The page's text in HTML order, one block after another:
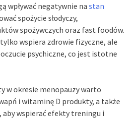
wpływać negatywnie na stan
spożycie słodyczy,
spożywczych oraz fast foodów.
wspiera zdrowie fizyczne, ale
psychiczne, co jest istotne
w okresie menopauzy warto
i witaminę D produkty, a także
aby wspierać efekty treningu i